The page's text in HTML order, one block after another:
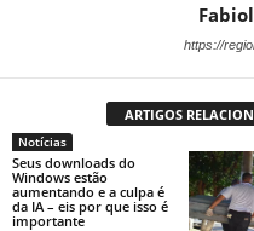
https://
ARTIGOS
Notícias
Seus downloads do
Windows estão
aumentando e a culpa é
da IA ​​– eis por que isso é
importante